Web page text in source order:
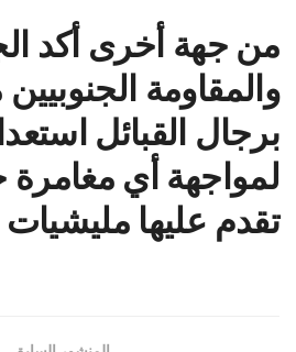
من جهة أخرى أكد
والمقاومة
برجال القبائل
لمواجهة أي مغامرة
تقدم عليها